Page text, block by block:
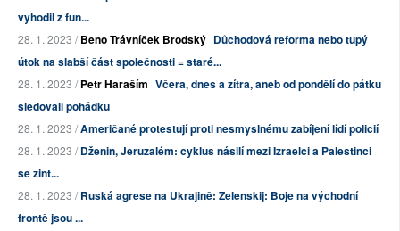
vyhodil z fun...
28. 1. 2023 /Beno Trávníček Brodský Důchodová reforma nebo tupý
útok na slabší část společnosti = staré...
28. 1. 2023 /Petr Haraším Včera, dnes a zítra, aneb od pondělí do pátku
sledovali pohádku
28. 1. 2023 /Američané protestují proti nesmyslnému zabíjení lídí policií
28. 1. 2023 /Dženin, Jeruzalém: cyklus násilí mezi Izraelci a Palestinci
se zint...
28. 1. 2023 /Ruská agrese na Ukrajině: Zelenskij: Boje na východní
frontě jsou ...